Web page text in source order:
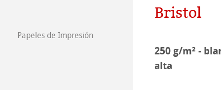
Empleados
Jobs
Papeles de Impresión
Matt FineArt
Hahnemühle
Bristol
250 g/m² -
alta